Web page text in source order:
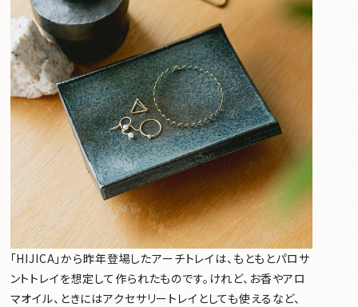
「HIJICA」から昨年登場したアーチトレイは、もともとパロサ
ントトレイを想定して作られたものです。けれど、お香やアロ
マオイル、ときにはアクセサリートレイとしても使えるなど、